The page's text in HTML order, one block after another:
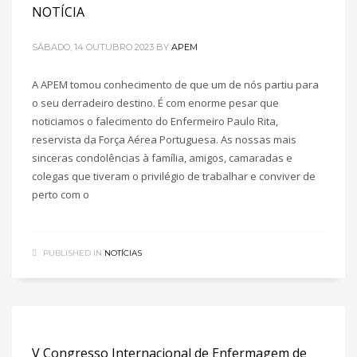
NOTÍCIA
SÁBADO, 14 OUTUBRO 2023 BY APEM
A APEM tomou conhecimento de que um de nós partiu para
o seu derradeiro destino. É com enorme pesar que
noticiamos o falecimento do Enfermeiro Paulo Rita,
reservista da Força Aérea Portuguesa. As nossas mais
sinceras condolências à família, amigos, camaradas e
colegas que tiveram o privilégio de trabalhar e conviver de
perto com o
PUBLISHED IN NOTÍCIAS
V Congresso Internacional de Enfermagem de